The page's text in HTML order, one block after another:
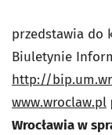
przedstawia do
Biuletynie
http://
www.wroclaw.pl
Wrocławia w